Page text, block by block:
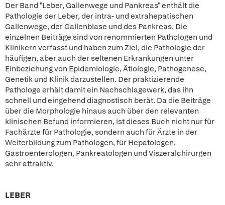
Der Band "Leber, Gallenwege und Pankreas" enthält die
Pathologie der Leber, der intra- und extrahepatischen
Gallenwege, der Gallenblase und des Pankreas. Die
einzelnen Beiträge sind von renommierten Pathologen und
Klinikern verfasst und haben zum Ziel, die Pathologie der
häufigen, aber auch der seltenen Erkrankungen unter
Einbeziehung von Epidemiologie, Ätiologie, Pathogenese,
Genetik und Klinik darzustellen. Der praktizierende
Pathologe erhält damit ein Nachschlagewerk, das ihn
schnell und eingehend diagnostisch berät. Da die Beiträge
über die Morphologie hinaus auch über den relevanten
klinischen Befund informieren, ist dieses Buch nicht nur für
Fachärzte für Pathologie, sondern auch für Ärzte in der
Weiterbildung zum Pathologen, für Hepatologen,
Gastroenterologen, Pankreatologen und Viszeralchirurgen
sehr attraktiv.
LEBER